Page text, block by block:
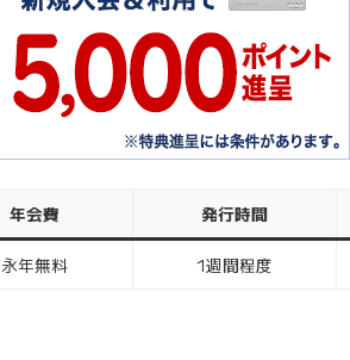
年会費 発行時間
永年無料 1週間程度